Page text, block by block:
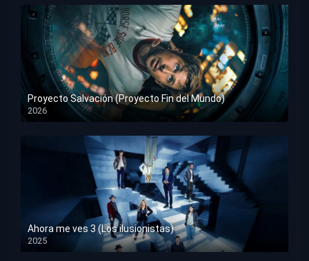
Proyecto Salvación (Proyecto Fin del Mundo)
2026
HD 1080p
Ahora me ves 3 (Los ilusionistas)
2025
HD 1080p